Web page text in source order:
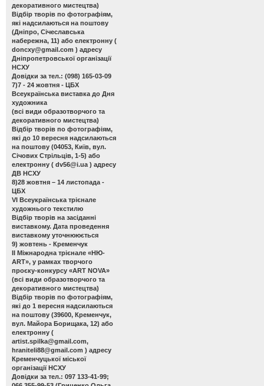
декоративного мистецтва)
Відбір творів по фотографіям,
які надсилаються на поштову
(Дніпро, Січеславська
набережна, 11) або електронну (
doncxy@gmail.com ) адресу
Дніпропетровської організації
НСХУ
Довідки за тел.: (098) 165-03-09
7)7 - 24 жовтня - ЦБХ
Всеукраїнська виставка до Дня
художника
(всі види образотворчого та
декоративного мистецтва)
Відбір творів по фотографіям,
які до 10 вересня надсилаються
на поштову (04053, Київ, вул.
Січових Стрільців, 1-5) або
електронну ( dv56@i.ua ) адресу
ДВ НСХУ
8)28 жовтня – 14 листопада -
ЦБХ
VІ Всеукраїнська трієнале
художнього текстилю
Відбір творів на засіданні
виставкому. Дата проведення
виставкому уточнююється
9) жовтень - Кременчук
ІІ Міжнародна трієнале «НЮ-
АRТ», у рамках творчого
проєку-конкурсу «ART NOVA»
(всі види образотворчого та
декоративного мистецтва)
Відбір творів по фотографіям,
які до 1 вересня надсилаються
на поштову (39600, Кременчук,
вул. Майора Борищака, 12) або
електронну (
artist.spilka@gmail.com,
hraniteli88@gmail.com ) адресу
Кременчуцької міської
організації НСХУ
Довідки за тел.: 097 133-41-99;